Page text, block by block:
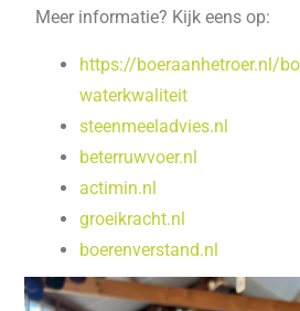
Meer informatie? Kijk eens op:
https://boeraanhetroer.nl/
waterkwaliteit
steenmeeladvies.nl
beterruwvoer.nl
actimin.nl
groeikracht.nl
boerenverstand.nl